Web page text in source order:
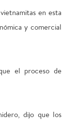
en esta
y comercial
el proceso de
dijo que los